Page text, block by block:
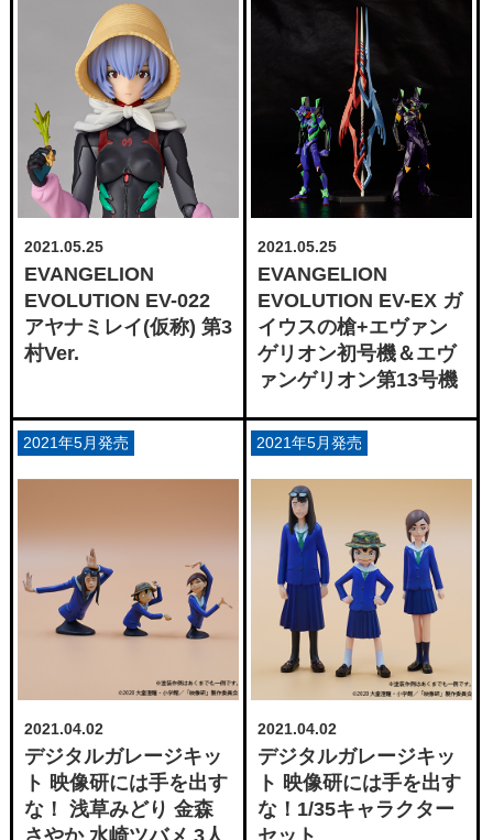
2021.05.25
EVANGELION
EVOLUTION EV-022
アヤナミレイ(仮称) 第3
村Ver.
2021.05.25
EVANGELION
EVOLUTION EV-EX ガ
イウスの槍+エヴァン
ゲリオン初号機＆エヴ
ァンゲリオン第13号機
2021.04.02
デジタルガレージキッ
ト 映像研には手を出す
な！ 浅草みどり 金森
さやか 水崎ツバメ 3人
2021年5月発売
2021.04.02
デジタルガレージキッ
ト 映像研には手を出す
な！1/35キャラクター
セット
2021年5月発売